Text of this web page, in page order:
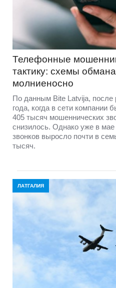
Телефонные
тактику: схемы
молниеносно
По данным Bite Latvija, после
года, когда в сети компании
405 тысяч мошеннических
снизилось. Однако уже в мае
звонков выросло почти в
тысяч.
ЛАТГАЛИЯ